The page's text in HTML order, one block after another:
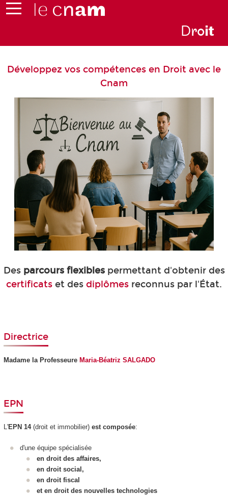
Droit
Développez vos compétences en Droit avec le
Cnam
Des parcours flexiblespermettant d'obtenir des
certificats et des diplômes reconnus par l'État.
Directrice
Madame la Professeure Maria-Béatriz SALGADO
EPN
L'EPN 14 (droit et immobilier) est composée:
d'une équipe spécialisée
en droit des affaires,
en droit social,
en droit fiscal
et en droit des nouvelles technologies